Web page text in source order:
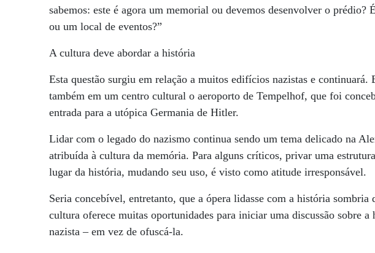
sabemos: este é agora um memorial ou devemos desenvolver o
ou um local de eventos?”
A cultura deve abordar a história
Esta questão surgiu em relação a muitos edifícios nazistas e
também em um centro cultural o aeroporto de Tempelhof, que foi
entrada para a utópica Germania de Hitler.
Lidar com o legado do nazismo continua sendo um tema delicado na
atribuída à cultura da memória. Para alguns críticos, privar uma
lugar da história, mudando seu uso, é visto como atitude irresponsável.
Seria concebível, entretanto, que a ópera lidasse com a história
cultura oferece muitas oportunidades para iniciar uma discussão sobre a
nazista – em vez de ofuscá-la.